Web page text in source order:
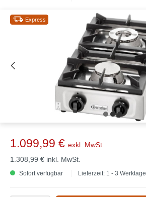
Express
1.099,99 € exkl. MwSt.
1.308,99 € inkl. MwSt.
Sofort verfügbar Lieferzeit: 1 - 3 Werktage